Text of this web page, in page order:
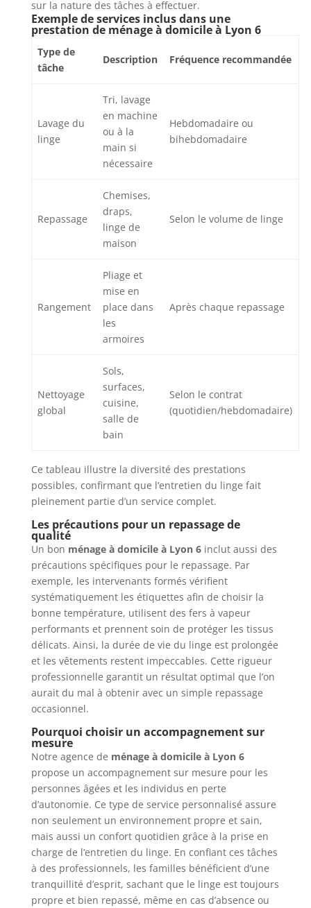
sur la nature des tâches à effectuer.
Exemple de services inclus dans une
prestation de ménage à domicile à Lyon 6
Type de
tâche
Description Fréquence recommandée
Lavage du
linge
Tri, lavage
en machine
ou à la
main si
nécessaire
Hebdomadaire ou
bihebdomadaire
Repassage
Chemises,
draps,
linge de
maison
Selon le volume de linge
Rangement
Pliage et
mise en
place dans
les
armoires
Après chaque repassage
Nettoyage
global
Sols,
surfaces,
cuisine,
salle de
bain
Selon le contrat
(quotidien/hebdomadaire)
Ce tableau illustre la diversité des prestations
possibles, confirmant que l’entretien du linge fait
pleinement partie d’un service complet.
Les précautions pour un repassage de
qualité
Un bon ménage à domicile à Lyon 6inclut aussi des
précautions spécifiques pour le repassage. Par
exemple, les intervenants formés vérifient
systématiquement les étiquettes afin de choisir la
bonne température, utilisent des fers à vapeur
performants et prennent soin de protéger les tissus
délicats. Ainsi, la durée de vie du linge est prolongée
et les vêtements restent impeccables. Cette rigueur
professionnelle garantit un résultat optimal que l’on
aurait du mal à obtenir avec un simple repassage
occasionnel.
Pourquoi choisir un accompagnement sur
mesure
Notre agence de ménage à domicile à Lyon 6
propose un accompagnement sur mesure pour les
personnes âgées et les individus en perte
d’autonomie. Ce type de service personnalisé assure
non seulement un environnement propre et sain,
mais aussi un confort quotidien grâce à la prise en
charge de l’entretien du linge. En confiant ces tâches
à des professionnels, les familles bénéficient d’une
tranquillité d’esprit, sachant que le linge est toujours
propre et bien repassé, même en cas d’absence ou